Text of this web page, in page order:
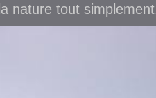
nature tout